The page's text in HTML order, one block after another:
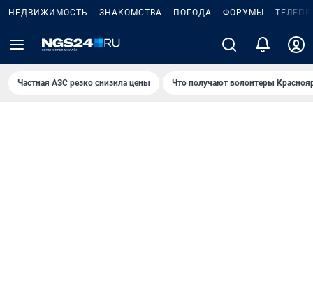
НЕДВИЖИМОСТЬ ЗНАКОМСТВА ПОГОДА ФОРУМЫ
Частная АЗС резко снизила цены Что получают волонтеры